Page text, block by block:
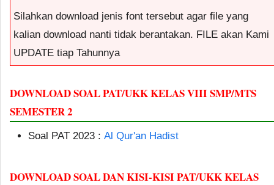
Silahkan download jenis font tersebut agar file yang
kalian download nanti tidak berantakan. FILE akan Kami
UPDATE tiap Tahunnya
DOWNLOAD SOAL PAT/UKK KELAS VIII SMP/MTS
SEMESTER 2
Soal PAT 2023 : Al Qur'an Hadist
DOWNLOAD SOAL DAN KISI-KISI PAT/UKK KELAS